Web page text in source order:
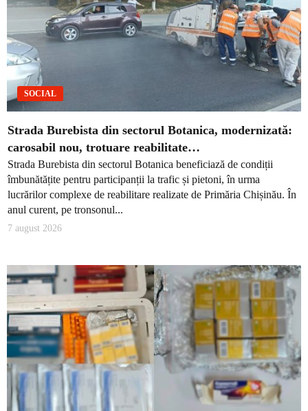
SOCIAL
Strada Burebista din sectorul Botanica, modernizată:
carosabil nou, trotuare reabilitate…
Strada Burebista din sectorul Botanica beneficiază de condiții
îmbunătățite pentru participanții la trafic și pietoni, în urma
lucrărilor complexe de reabilitare realizate de Primăria Chișinău. În
anul curent, pe tronsonul...
7 august 2026